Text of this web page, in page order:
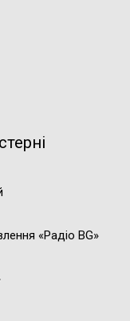
«Радіо BG»